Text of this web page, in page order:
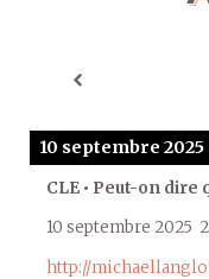
10 septembre 2025
CLE • Peut-on dire
10 septembre 2025
http://